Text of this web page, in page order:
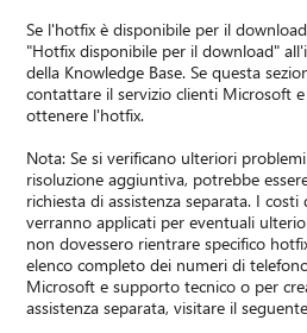
Se l'hotfix è disponibile per il
"Hotfix disponibile per il download"
della Knowledge Base. Se questa
contattare il servizio clienti Microsoft
ottenere l'hotfix.
Nota: Se si verificano ulteriori
risoluzione aggiuntiva, potrebbe
richiesta di assistenza separata. I
verranno applicati per eventuali
non dovessero rientrare specifico
elenco completo dei numeri di
Microsoft e supporto tecnico o per
assistenza separata, visitare il